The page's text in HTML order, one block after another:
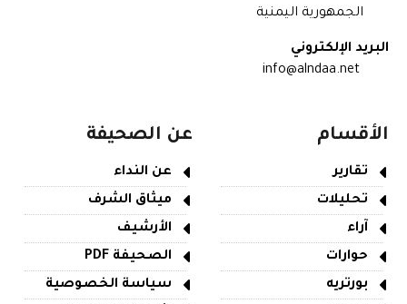
الجمهورية اليمنية
البريد الإلكتروني
info@alndaa.net
الأقسام
تقارير
تحليلات
آراء
حوارات
بورتريه
عن الصحيفة
عن النداء
ميثاق الشرف
الأرشيف
الصحيفة PDF
سياسة الخصوصية